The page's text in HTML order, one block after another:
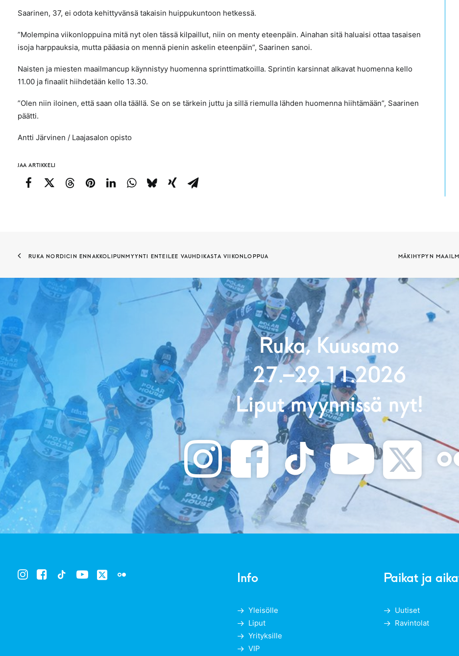
Saarinen, 37, ei odota kehittyvänsä takaisin huippukuntoon hetkessä.
”Molempina viikonloppuina mitä nyt olen tässä kilpaillut, niin on menty eteenpäin. Ainahan sitä haluaisi ottaa tasaisen
isoja harppauksia, mutta pääasia on mennä pienin askelin eteenpäin”, Saarinen sanoi.
Naisten ja miesten maailmancup käynnistyy huomenna sprinttimatkoilla. Sprintin karsinnat alkavat huomenna kello
11.00 ja finaalit hiihdetään kello 13.30.
”Olen niin iloinen, että saan olla täällä. Se on se tärkein juttu ja sillä riemulla lähden huomenna hiihtämään”, Saarinen
päätti.
Antti Järvinen / Laajasalon opisto
JAA ARTIKKELI
RUKA NORDICIN ENNAKKOLIPUNMYYNTI ENTEILEE VAUHDIKASTA VIIKONLOPPUA MÄKIHYPYN
Ruka, Kuusamo
27.–29.11.2026
Liput myynnissä nyt!
Info
Yleisölle
Liput
Yrityksille
VIP
Paikat ja
Uutiset
Ravintolat